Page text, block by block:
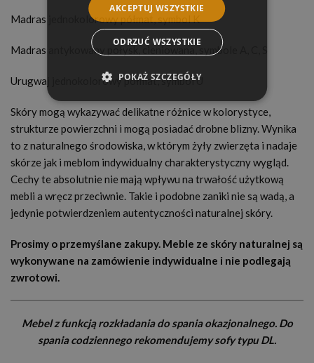
Madras jednokolorowy półmat, symbol K
Madras antykowany połysk, cieniowana, symbole A, C, S
Urugwaj jednokolorowy półmat, symbol U
Skóry mogą wykazywać delikatne różnice w kolorystyce,
strukturze powierzchni i mogą posiadać drobne blizny. Wynika
to z naturalnego środowiska, w którym żyły zwierzęta i nadaje
skórze jak i meblom indywidualny charakterystyczny wygląd.
Cechy te absolutnie nie mają wpływu na trwałość użytkową
mebli a wręcz przeciwnie. Takie i podobne zaniki nie są wadą, a
jedynie potwierdzeniem autentyczności naturalnej skóry.
Prosimy o przemyślane zakupy. Meble ze skóry naturalnej są
wykonywane na zamówienie indywidualne i nie podlegają
zwrotowi.
Mebel z funkcją rozkładania do spania okazjonalnego. Do
spania codziennego rekomendujemy sofy typu DL.
AKCEPTUJ WSZYSTKIE
ODRZUĆ WSZYSTKIE
POKAŻ SZCZEGÓŁY